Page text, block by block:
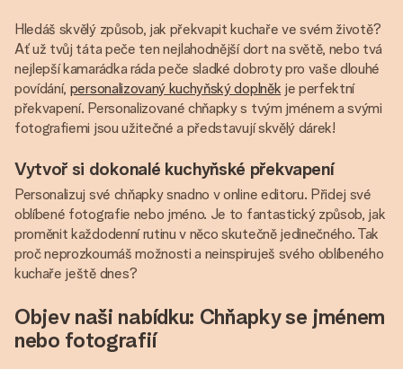
Hledáš skvělý způsob, jak překvapit kuchaře ve svém životě?
Ať už tvůj táta peče ten nejlahodnější dort na světě, nebo tvá
nejlepší kamarádka ráda peče sladké dobroty pro vaše dlouhé
povídání, personalizovaný kuchyňský doplněk je perfektní
překvapení. Personalizované chňapky s tvým jménem a svými
fotografiemi jsou užitečné a představují skvělý dárek!
Vytvoř si dokonalé kuchyňské překvapení
Personalizuj své chňapky snadno v online editoru. Přidej své
oblíbené fotografie nebo jméno. Je to fantastický způsob, jak
proměnit každodenní rutinu v něco skutečně jedinečného. Tak
proč neprozkoumáš možnosti a neinspiruješ svého oblíbeného
kuchaře ještě dnes?
Objev naši nabídku: Chňapky se jménem
nebo fotografií